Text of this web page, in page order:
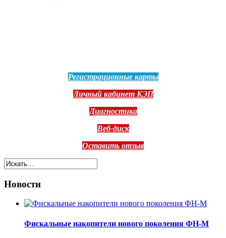
Регистрационные карты
Личный кабинет КЭП
Диагностика
Веб-диск
Оставить отзыв
Новости
Фискальные накопители нового поколения ФН-М